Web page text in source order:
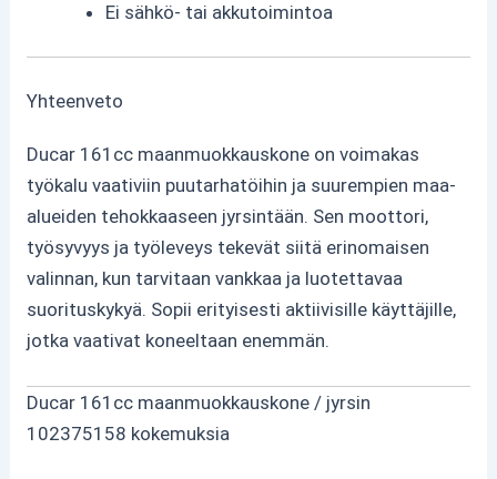
Ei sähkö- tai akkutoimintoa
Yhteenveto
Ducar 161cc maanmuokkauskone on voimakas
työkalu vaativiin puutarhatöihin ja suurempien maa-
alueiden tehokkaaseen jyrsintään. Sen moottori,
työsyvyys ja työleveys tekevät siitä erinomaisen
valinnan, kun tarvitaan vankkaa ja luotettavaa
suorituskykyä. Sopii erityisesti aktiivisille käyttäjille,
jotka vaativat koneeltaan enemmän.
Ducar 161cc maanmuokkauskone / jyrsin
102375158 kokemuksia